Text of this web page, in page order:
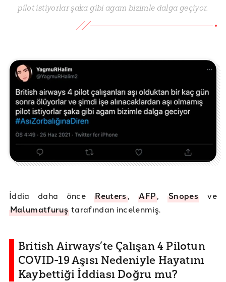
pilot istiyorlar şaka gibi agam bizimle dalga geçiyor.
İddia daha önceReuters,AFP,Snopesve
Malumatfuruştarafından incelenmiş.
British Airways’te Çalışan 4 Pilotun
COVID-19 Aşısı Nedeniyle Hayatını
Kaybettiği İddiası Doğru mu?